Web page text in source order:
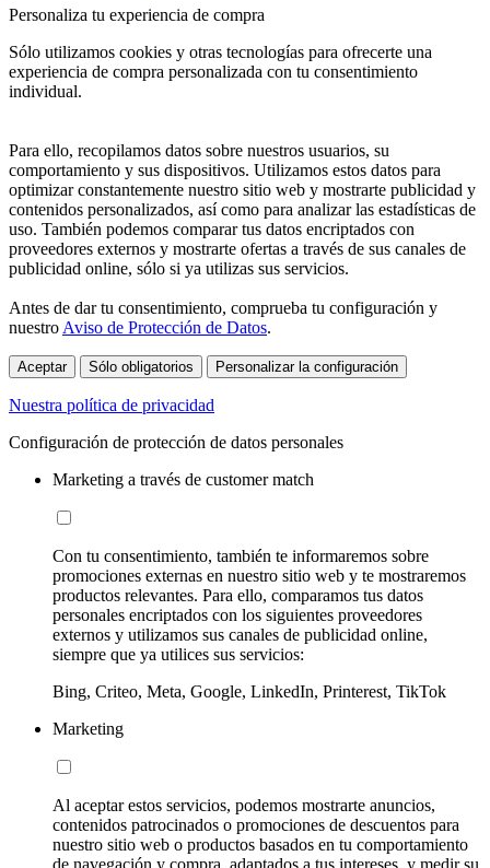
Personaliza tu experiencia de compra
Sólo utilizamos cookies y otras tecnologías para ofrecerte una
experiencia de compra personalizada con tu consentimiento
individual.
Para ello, recopilamos datos sobre nuestros usuarios, su
comportamiento y sus dispositivos. Utilizamos estos datos para
optimizar constantemente nuestro sitio web y mostrarte publicidad y
contenidos personalizados, así como para analizar las estadísticas de
uso. También podemos comparar tus datos encriptados con
proveedores externos y mostrarte ofertas a través de sus canales de
publicidad online, sólo si ya utilizas sus servicios.
Antes de dar tu consentimiento, comprueba tu configuración y
nuestro Aviso de Protección de Datos.
Aceptar Sólo obligatorios Personalizar la configuración
Nuestra política de privacidad
Configuración de protección de datos personales
Marketing a través de customer match
Con tu consentimiento, también te informaremos sobre
promociones externas en nuestro sitio web y te mostraremos
productos relevantes. Para ello, comparamos tus datos
personales encriptados con los siguientes proveedores
externos y utilizamos sus canales de publicidad online,
siempre que ya utilices sus servicios:
Bing, Criteo, Meta, Google, LinkedIn, Printerest, TikTok
Marketing
Al aceptar estos servicios, podemos mostrarte anuncios,
contenidos patrocinados o promociones de descuentos para
nuestro sitio web o productos basados en tu comportamiento
de navegación y compra, adaptados a tus intereses, y medir su